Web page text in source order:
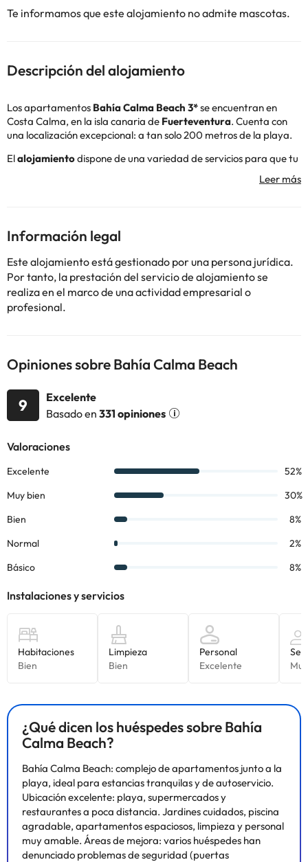
Te informamos que este alojamiento no admite mascotas.
Descripción del alojamiento
Los apartamentos Bahía Calma Beach 3*se encuentran en
Costa Calma, en la isla canaria de Fuerteventura. Cuenta con
una localización excepcional: a tan solo 200 metros de la playa.
Elalojamientodispone de una variedad de servicios para que tu
zonas ajardinadas, wifi gratis, bar en la piscina, parking exterior
televisión, teléfono, zona de cocina equipada, caja fuerte (de
Muchos de los apartamentos fueron renovados en al año 2022.
¡No esperes más para disfrutar de unas vacaciones únicas en los
Bahía Calma Beach
información de esta ficha está sujeta a cambios por parte del
Información legal
Este alojamiento está gestionado por una persona jurídica.
Por tanto, la prestación del servicio de alojamiento se
realiza en el marco de una actividad empresarial o
profesional.
Opiniones sobre Bahía Calma Beach
9
Excelente
Basado en 331 opiniones
¿Qué dicen los huéspedes sobre Bahía
Calma Beach?
Bahía Calma Beach: complejo de apartamentos junto a la
playa, ideal para estancias tranquilas y de autoservicio.
Ubicación excelente: playa, supermercados y
restaurantes a poca distancia. Jardines cuidados, piscina
agradable, apartamentos espaciosos, limpieza y personal
muy amable. Áreas de mejora: varios huéspedes han
denunciado problemas de seguridad (puertas